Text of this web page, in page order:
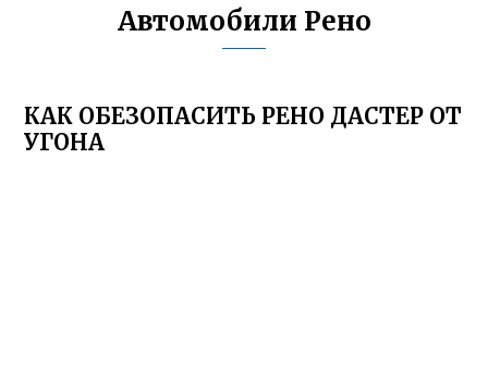
Автомобили Рено
КАК ОБЕЗОПАСИТЬ РЕНО ДАСТЕР ОТ
УГОНА